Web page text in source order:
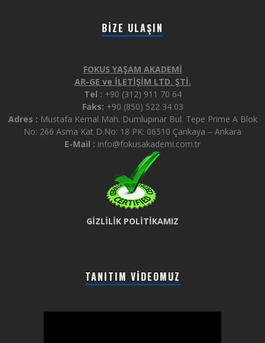
BIZE ULAŞIN
FOKUS YAŞAM AKADEMİ
AR-GE ve İLETİŞİM LTD. ŞTİ.
Tel : +90 (312) 911 70 64
Faks: +90 (850) 522 34 03
Adres : Mustafa Kemal Mah. Dumlupınar Bul. Tepe Prime A Blok
No: 266 Asma Kat D.No: 18 PK: 06510 Çankaya – Ankara
E-Mail : info@fokusakademi.com.tr
GİZLİLİK POLİTİKAMIZ
TANITIM VIDEOMUZ